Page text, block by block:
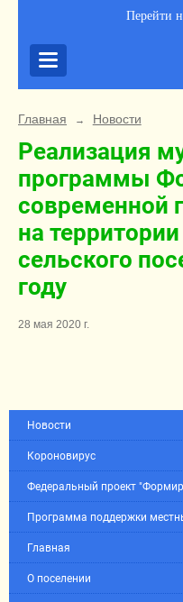
Перейти
Главная → Новости
Реализация
программы
современной
на
сельского
году
28 мая 2020 г.
Новости
Короновирус
Федеральный проект
Программа поддержки
Главная
О поселении